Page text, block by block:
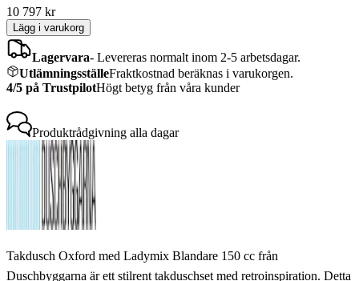
10 797 kr
Lägg i varukorg
Lagervara- Levereras normalt inom 2-5 arbetsdagar.
UtlämningsställeFraktkostnad beräknas i varukorgen.
4/5 på TrustpilotHögt betyg från våra kunder
Produktrådgivning alla dagar
Takdusch Oxford med Ladymix Blandare 150 cc från
Duschbyggarna är ett stilrent takduschset med retroinspiration. Detta